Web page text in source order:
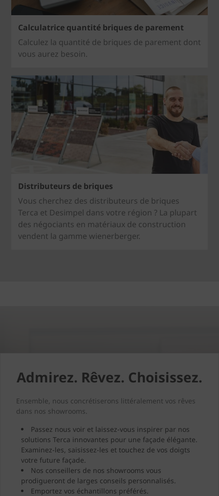
Calculatrice quantité briques de parement
Calculez la quantité de briques de parement dont
vous aurez besoin.
Distributeurs de briques
Vous cherchez des distributeurs de briques
Terca et Desimpel dans votre région ? La plupart
des négociants en matériaux de construction
vendent la gamme wienerberger.
Admirez. Rêvez. Choisissez.
Ensemble, nous concrétiserons littéralement vos rêves
dans nos showrooms.
Passez nous voir et laissez-vous inspirer par nos
solutions Terca innovantes pour une façade élégante.
Examinez-les, saisissez-les et touchez de vos doigts
votre future façade.
Nos conseillers de nos showrooms vous
prodigueront de larges conseils personnalisés.
Emportez vos échantillons préférés.